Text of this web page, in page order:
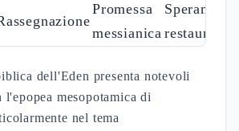
Promessa
messianica
Speranza di
dell'Eden presenta notevoli
mesopotamica di
nel tema